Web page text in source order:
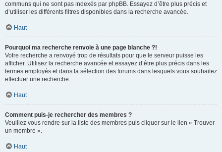
communs qui ne sont pas indexés par phpBB. Essayez d’être plus précis et
d’utiliser les différents filtres disponibles dans la recherche avancée.
Haut
Pourquoi ma recherche renvoie à une page blanche ?!
Votre recherche a renvoyé trop de résultats pour que le serveur puisse les
afficher. Utilisez la recherche avancée et essayez d’être plus précis dans les
termes employés et dans la sélection des forums dans lesquels vous souhaitez
effectuer une recherche.
Haut
Comment puis-je rechercher des membres ?
Veuillez vous rendre sur la liste des membres puis cliquer sur le lien « Trouver
un membre ».
Haut